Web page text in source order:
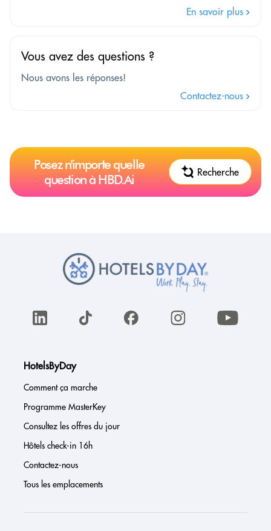
En savoir plus
Vous avez des questions ?
Nous avons les réponses!
Contactez-nous
Posez n'importe quelle
question à HBD.Ai
Recherche
HotelsByDay
Comment ça marche
Programme MasterKey
Consultez les offres du jour
Hôtels check-in 16h
Contactez-nous
Tous les emplacements